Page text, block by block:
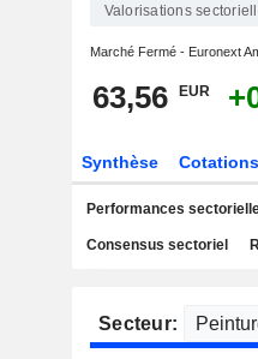
Valorisations
Marché Fermé - Euronext
63,56 EUR
Synthèse Cotations
Performances
Consensus sectoriel
Secteur: